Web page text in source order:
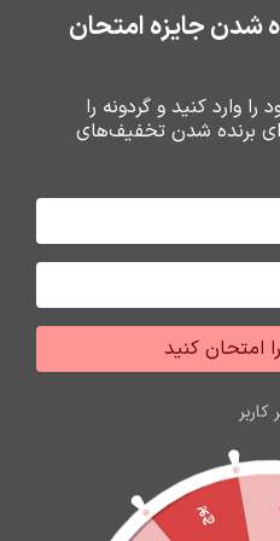
صفحه گوشي
پوچ
شدن جایزه امتحان
وارد کنید و گردونه را
برنده شدن تخفیف‌های
امتحان کنید